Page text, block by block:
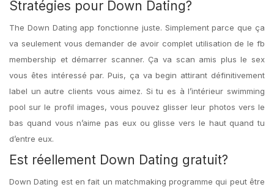
Stratégies pour Down Dating?
The Down Dating app fonctionne juste. Simplement parce que ça
va seulement vous demander de avoir complet utilisation de le fb
membership et démarrer scanner. Ça va scan amis plus le sex
vous êtes intéressé par. Puis, ça va begin attirant définitivement
label un autre clients vous aimez. Si tu es à l’intérieur swimming
pool sur le profil images, vous pouvez glisser leur photos vers le
bas quand vous n’aime pas eux ou glisse vers le haut quand tu
d’entre eux.
Est réellement Down Dating gratuit?
Down Dating est en fait un matchmaking programme qui peut être